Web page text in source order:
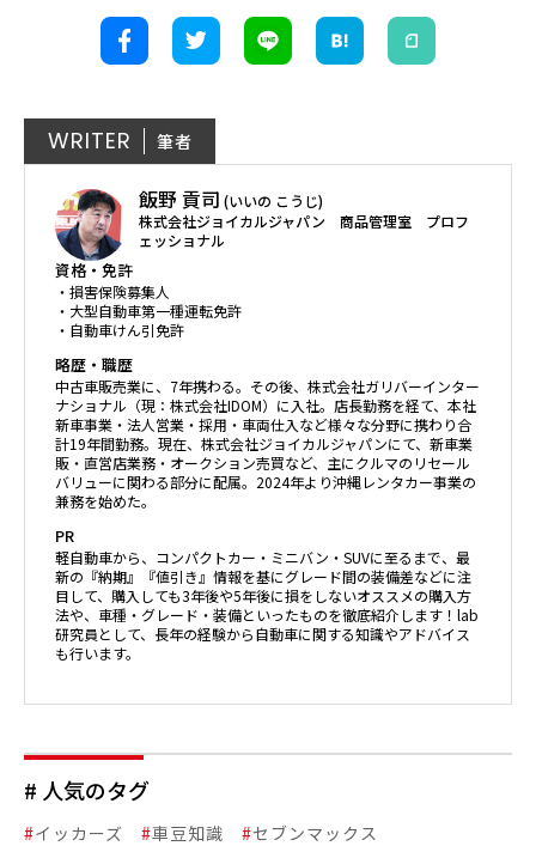
WRITER 筆者
飯野 貢司 (いいの こうじ)
株式会社ジョイカルジャパン 商品管理室 プロフ
ェッショナル
資格・免許
・損害保険募集人
・大型自動車第一種運転免許
・自動車けん引免許
略歴・職歴
中古車販売業に、7年携わる。その後、株式会社ガリバーインター
ナショナル（現：株式会社IDOM）に入社。店長勤務を経て、本社
新車事業・法人営業・採用・車両仕入など様々な分野に携わり合
計19年間勤務。現在、株式会社ジョイカルジャパンにて、新車業
販・直営店業務・オークション売買など、主にクルマのリセール
バリューに関わる部分に配属。2024年より沖縄レンタカー事業の
兼務を始めた。
PR
軽自動車から、コンパクトカー・ミニバン・SUVに至るまで、最
新の『納期』『値引き』情報を基にグレード間の装備差などに注
目して、購入しても3年後や5年後に損をしないオススメの購入方
法や、車種・グレード・装備といったものを徹底紹介します！lab
研究員として、長年の経験から自動車に関する知識やアドバイス
も行います。
# 人気のタグ
#イッカーズ #車豆知識 #セブンマックス